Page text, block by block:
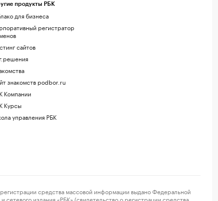
продукты РБК
для бизнеса
регистратор
сайтов
знакомств podbor.ru
Компании
Курсы
управления РБК
средства массовой информации выдано Федеральной
издания «РБК» (свидетельство о регистрации средства